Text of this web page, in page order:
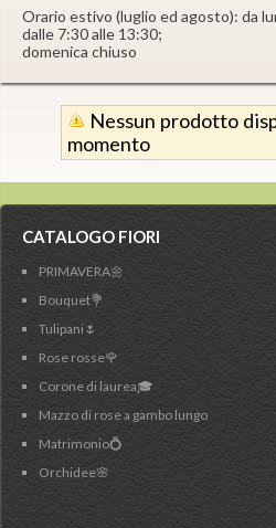
Orario estivo (luglio ed agosto): da
dalle 7:30 alle 13:30;
domenica chiuso
Nessun prodotto
momento
CATALOGO FIORI
PRIMAVERA🌼
Bouquet💐
Tulipani🌷
Rose rosse🌹
Corone di laurea🎓
Mazzo di rose a gambo lungo
Matrimonio💍
Orchidee🌸